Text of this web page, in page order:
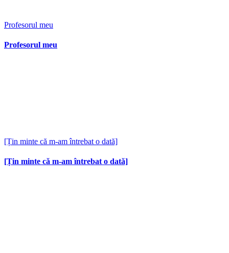
Profesorul meu
Profesorul meu
[Țin minte că m-am întrebat o dată]
[Țin minte că m-am întrebat o dată]